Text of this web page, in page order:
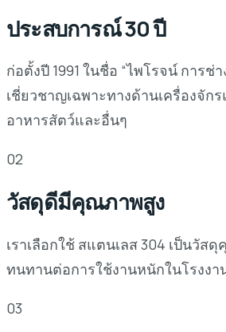
ประสบการณ์ 30 ปี
ก่อตั้งปี 1991 ในชื่อ “ไพโรจน์ การช่
เชี่ยวชาญเฉพาะทางด้านเครื่องจัก
อาหารสัตว์และอื่นๆ
02
วัสดุดีมีคุณภาพสูง
เราเลือกใช้ สแตนเลส 304 เป็นวั
ทนทานต่อการใช้งานหนักในโรงงา
03